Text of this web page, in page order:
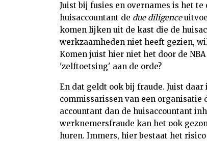
Juist bij fusies en overnames is het
huisaccountant de due diligence
komen lijken uit de kast die de
werkzaamheden niet heeft gezien,
Komen juist hier niet het door de
'zelftoetsing' aan de orde?
En dat geldt ook bij fraude. Juist
commissarissen van een
accountant dan de huisaccountant
werknemersfraude kan het ook
huren. Immers, hier bestaat het